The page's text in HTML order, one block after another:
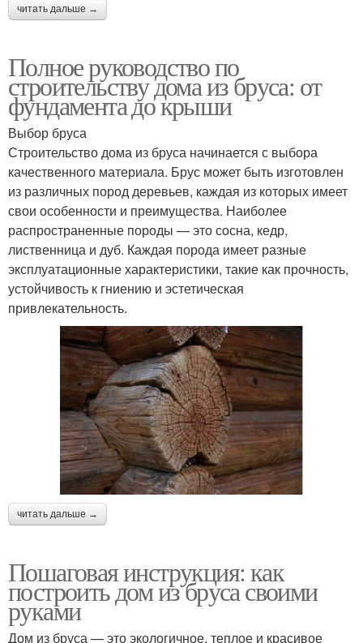
читать дальше →
Полное руководство по
строительству дома из бруса: от
фундамента до крыши
Выбор бруса
Строительство дома из бруса начинается с выбора
качественного материала. Брус может быть изготовлен
из различных пород деревьев, каждая из которых имеет
свои особенности и преимущества. Наиболее
распространенные породы — это сосна, кедр,
лиственница и дуб. Каждая порода имеет разные
эксплуатационные характеристики, такие как прочность,
устойчивость к гниению и эстетическая
привлекательность.
читать дальше →
Пошаговая инструкция: как
построить дом из бруса своими
руками
Дом из бруса — это экологичное, теплое и красивое